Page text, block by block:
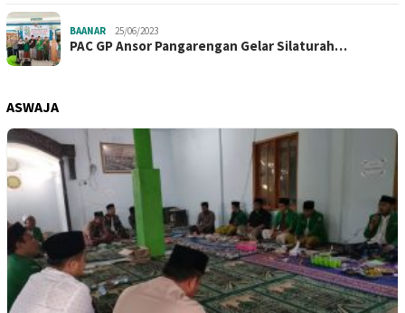
BAANAR 25/06/2023
PAC GP Ansor Pangarengan Gelar Silaturah…
ASWAJA